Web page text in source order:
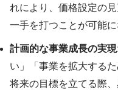
れにより、価格設定の
一手を打つことが可能に
計画的な事業成長の実
い」「事業を拡大する
将来の目標を立てる際